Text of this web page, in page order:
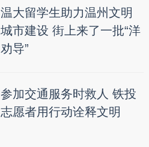
温大留学生助力温州文明
城市建设 街上来了一批“洋
劝导”
参加交通服务时救人 铁投
志愿者用行动诠释文明